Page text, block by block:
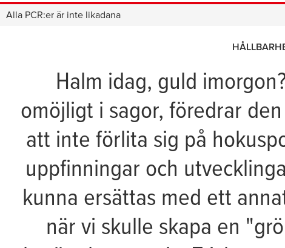
Alla PCR:er är inte likadana
är inte likadana
Halm idag, guld
omöjligt i sagor, föredrar
att inte förlita sig på
uppfinningar och
kunna ersättas med ett
när vi skulle skapa en